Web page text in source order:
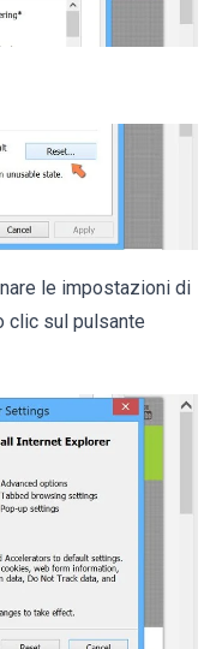
le impostazioni di
clic sul pulsante